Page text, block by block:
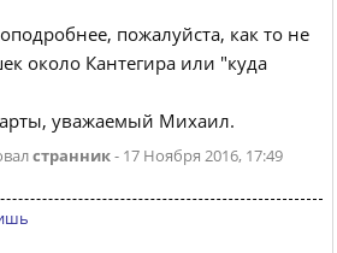
пожалуйста, как то не
около Кантегира или "куда
уважаемый Михаил.
странник- 17 Ноября 2016, 17:49